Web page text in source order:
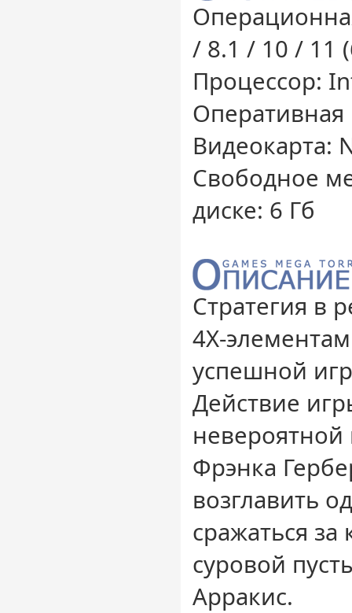
/ 8.1 / 10 / 11
Процессор:
Оперативная
Видеокарта:
Свободное
диске: 6 Гб
Стратегия в
4X-
успешной
Действие
Фрэнка
возглавить
сражаться за
суровой
Арракис.